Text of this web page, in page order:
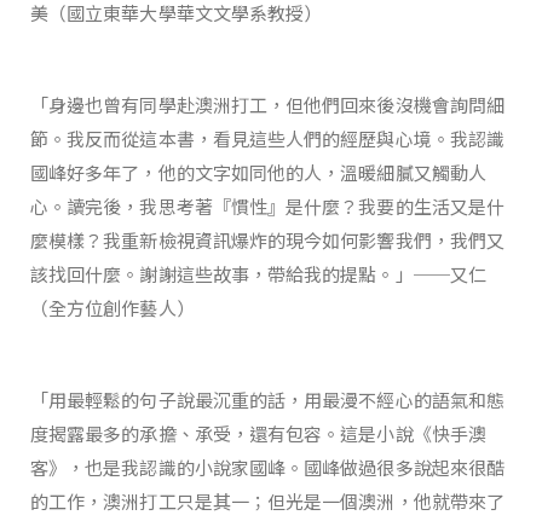
美（國立東華大學華文文學系教授）
「身邊也曾有同學赴澳洲打工，但他們回來後沒機會詢問細
節。我反而從這本書，看見這些人們的經歷與心境。我認識
國峰好多年了，他的文字如同他的人，溫暖細膩又觸動人
心。讀完後，我思考著『慣性』是什麼？我要的生活又是什
麼模樣？我重新檢視資訊爆炸的現今如何影響我們，我們又
該找回什麼。謝謝這些故事，帶給我的提點。」──又仁
（全方位創作藝人）
「用最輕鬆的句子說最沉重的話，用最漫不經心的語氣和態
度揭露最多的承擔、承受，還有包容。這是小說《快手澳
客》，也是我認識的小說家國峰。國峰做過很多說起來很酷
的工作，澳洲打工只是其一；但光是一個澳洲，他就帶來了